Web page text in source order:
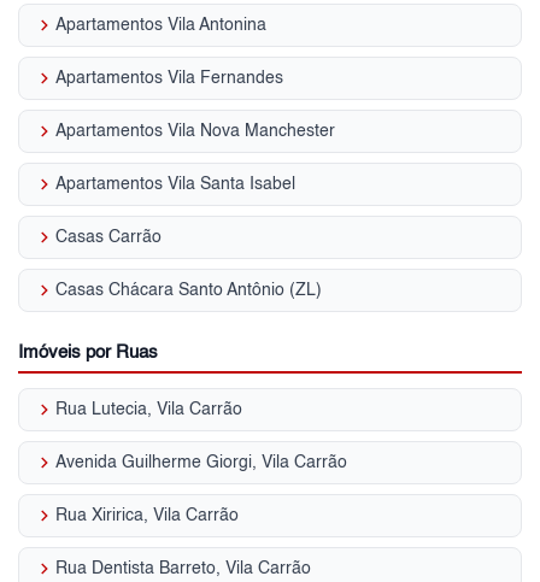
keyboard_arrow_right Apartamentos Vila Antonina
keyboard_arrow_right Apartamentos Vila Fernandes
keyboard_arrow_right Apartamentos Vila Nova Manchester
keyboard_arrow_right Apartamentos Vila Santa Isabel
keyboard_arrow_right Casas Carrão
keyboard_arrow_right Casas Chácara Santo Antônio (ZL)
Imóveis por Ruas
keyboard_arrow_right Rua Lutecia, Vila Carrão
keyboard_arrow_right Avenida Guilherme Giorgi, Vila Carrão
keyboard_arrow_right Rua Xiririca, Vila Carrão
keyboard_arrow_right Rua Dentista Barreto, Vila Carrão